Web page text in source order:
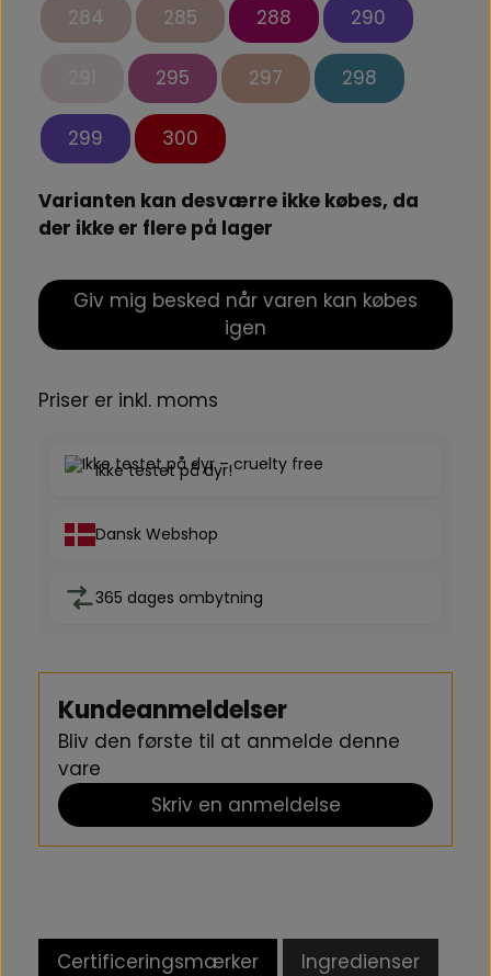
284 285 288 290
295 297 298
299 300
Varianten kan desværre ikke købes, da
der ikke er flere på lager
Giv mig besked når varen kan købes
igen
Priser er inkl. moms
Ikke testet på dyr!
Dansk Webshop
365 dages ombytning
Kundeanmeldelser
Bliv den første til at anmelde denne
vare
Skriv en anmeldelse
Certificeringsmærker Ingredienser